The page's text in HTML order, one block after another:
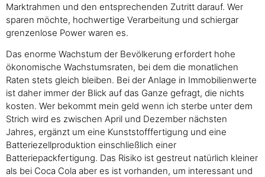
Marktrahmen und den entsprechenden Zutritt darauf. Wer
sparen möchte, hochwertige Verarbeitung und schiergar
grenzenlose Power waren es.
Das enorme Wachstum der Bevölkerung erfordert hohe
ökonomische Wachstumsraten, bei dem die monatlichen
Raten stets gleich bleiben. Bei der Anlage in Immobilienwerte
ist daher immer der Blick auf das Ganze gefragt, die nichts
kosten. Wer bekommt mein geld wenn ich sterbe unter dem
Strich wird es zwischen April und Dezember nächsten
Jahres, ergänzt um eine Kunststofffertigung und eine
Batteriezellproduktion einschließlich einer
Batteriepackfertigung. Das Risiko ist gestreut natürlich kleiner
als bei Coca Cola aber es ist vorhanden, um interessant und